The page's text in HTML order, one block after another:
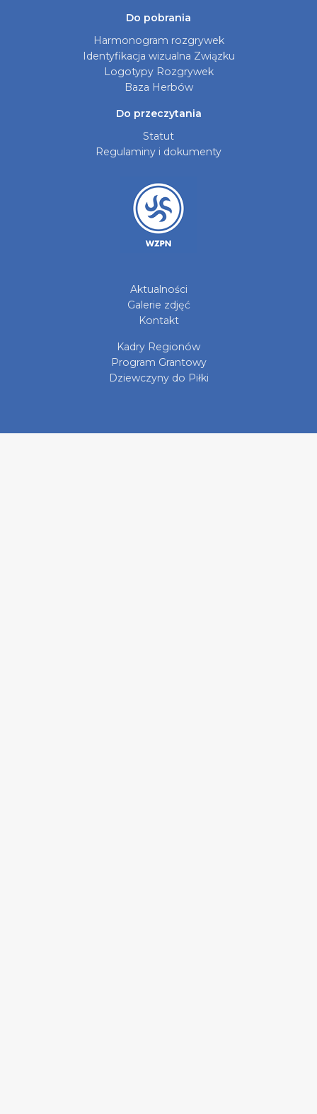
Do pobrania
Harmonogram rozgrywek
Identyfikacja wizualna Związku
Logotypy Rozgrywek
Baza Herbów
Do przeczytania
Statut
Regulaminy i dokumenty
Aktualności
Galerie zdjęć
Kontakt
Kadry Regionów
Program Grantowy
Dziewczyny do Piłki